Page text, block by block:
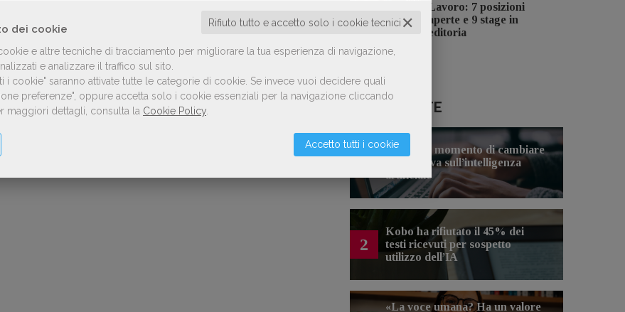
dei cookie ✕
Rifiuto tutto e accetto solo i cookie tecnici
e altre tecniche di tracciamento per migliorare la tua esperienza di navigazione,
e analizzare il traffico sul sito.
i cookie" saranno attivate tutte le categorie di cookie. Se invece vuoi decidere quali
preferenze", oppure accetta solo i cookie essenziali per la navigazione cliccando
maggiori dettagli, consulta la Cookie Policy
Accetto tutti i cookie
Lavoro: 7 posizioni
aperte e 9 stage in
editoria
LE PIÙ LETTE
1
Forse è il momento di cambiare
prospettiva sull’intelligenza
artificiale
2
Kobo ha rifiutato il 45% dei
testi ricevuti per sospetto
utilizzo dell’IA
«La voce umana? Ha un valore